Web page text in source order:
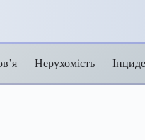
Нерухомість